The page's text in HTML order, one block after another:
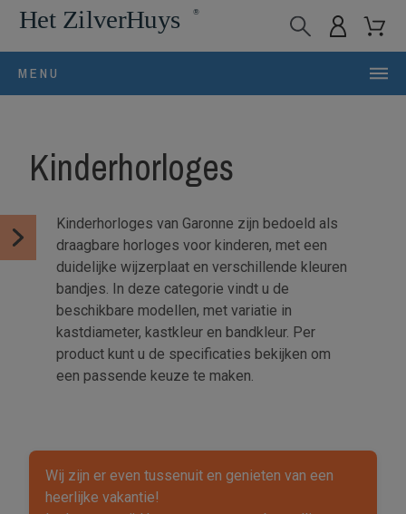
MENU
Kinderhorloges
Kinderhorloges van Garonne zijn bedoeld als
draagbare horloges voor kinderen, met een
duidelijke wijzerplaat en verschillende kleuren
bandjes. In deze categorie vindt u de
beschikbare modellen, met variatie in
kastdiameter, kastkleur en bandkleur. Per
product kunt u de specificaties bekijken om
een passende keuze te maken.
Wij zijn er even tussenuit en genieten van een
heerlijke vakantie!